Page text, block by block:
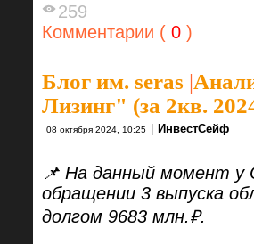
259
Комментарии ( 0 )
Блог им. seras |
Лизинг" (за 2кв.
08 октября 2024, 10:25 ИнвестСейф
📌 На данный момент у
обращении 3 выпуска
долгом 9683 млн.₽.